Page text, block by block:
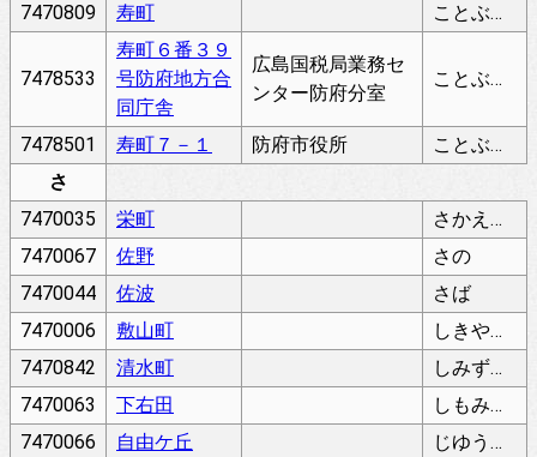
7470809
寿町 ことぶきちょう
7478533
寿町６番３９
号防府地方合
同庁舎
広島国税局業務セ
ンター防府分室
ことぶきちょう
7478501 寿町７－１ 防府市役所
ことぶきちょう
さ
7470035
栄町
さかえまち
7470067
佐野
さの
7470044
佐波
さば
7470006
敷山町
しきやまちょう
7470842
清水町
しみずちょう
7470063
下右田
しもみぎた
7470066
自由ケ丘 じゆうがおか